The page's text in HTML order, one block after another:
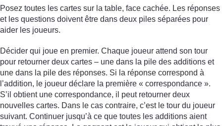
Posez toutes les cartes sur la table, face cachée. Les réponses
et les questions doivent être dans deux piles séparées pour
aider les joueurs.
Décider qui joue en premier. Chaque joueur attend son tour
pour retourner deux cartes – une dans la pile des additions et
une dans la pile des réponses. Si la réponse correspond à
l’addition, le joueur déclare la première « correspondance ».
S’il obtient une correspondance, il peut retourner deux
nouvelles cartes. Dans le cas contraire, c’est le tour du joueur
suivant. Continuer jusqu’à ce que toutes les additions aient